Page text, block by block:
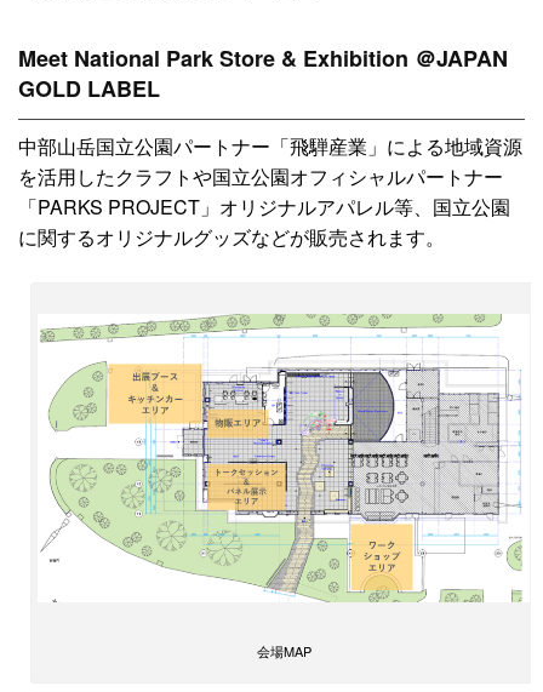
Meet National Park Store & Exhibition ＠JAPAN
GOLD LABEL
中部山岳国立公園パートナー「飛騨産業」による地域資源
を活用したクラフトや国立公園オフィシャルパートナー
「PARKS PROJECT」オリジナルアパレル等、国立公園
に関するオリジナルグッズなどが販売されます。
会場MAP